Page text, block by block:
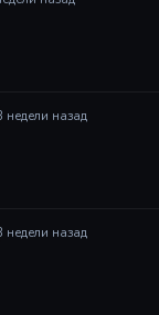
недели назад
недели назад